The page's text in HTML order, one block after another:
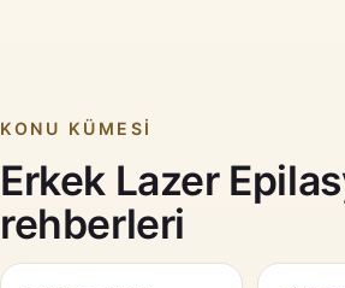
KONU KÜMESI
Erkek Lazer
rehberleri